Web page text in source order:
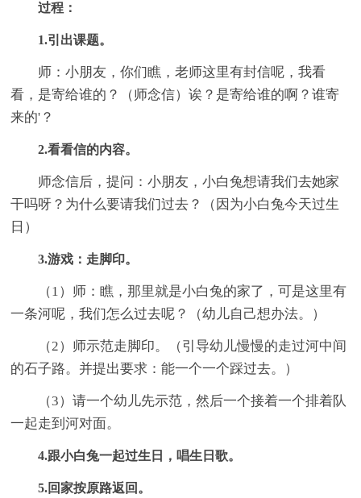
过程：
1.引出课题。
师：小朋友，你们瞧，老师这里有封信呢，我看
看，是寄给谁的？（师念信）诶？是寄给谁的啊？谁寄
来的'？
2.看看信的内容。
师念信后，提问：小朋友，小白兔想请我们去她家
干吗呀？为什么要请我们过去？（因为小白兔今天过生
日）
3.游戏：走脚印。
（1）师：瞧，那里就是小白兔的家了，可是这里有
一条河呢，我们怎么过去呢？（幼儿自己想办法。）
（2）师示范走脚印。（引导幼儿慢慢的走过河中间
的石子路。并提出要求：能一个一个踩过去。）
（3）请一个幼儿先示范，然后一个接着一个排着队
一起走到河对面。
4.跟小白兔一起过生日，唱生日歌。
5.回家按原路返回。